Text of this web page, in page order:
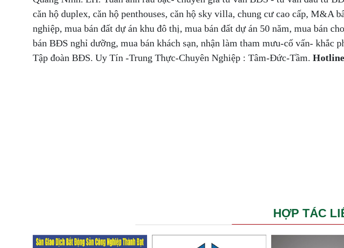
căn hộ duplex, căn hộ penthouses, căn hộ sky villa, chung cư cao cấp, M&A
nghiệp, mua bán đất dự án khu đô thị, mua bán đất dự án 50 năm, mua bán
bán BĐS nghỉ dưỡng, mua bán khách sạn, nhận làm tham mưu-cố vấn- khắc
Tập đoàn BĐS. Uy Tín -Trung Thực-Chuyên Nghiệp : Tâm-Đức-Tầm.
HỢP TÁC